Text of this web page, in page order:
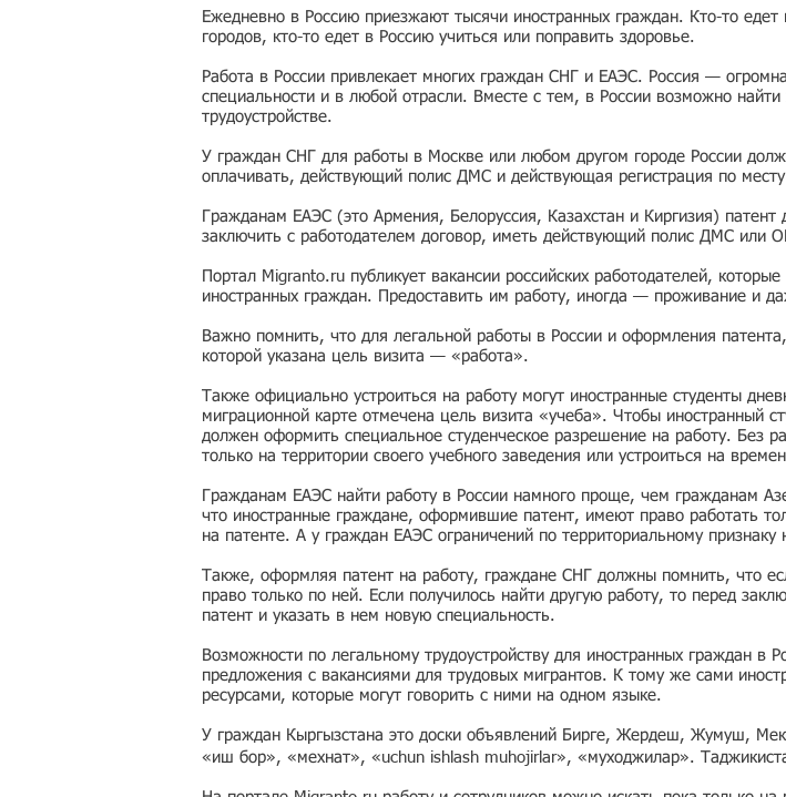
Ежедневно в Россию приезжают тысячи иностранных граждан. Кто-то едет
городов, кто-то едет в Россию учиться или поправить здоровье.
Работа в России привлекает многих граждан СНГ и ЕАЭС. Россия —
специальности и в любой отрасли. Вместе с тем, в России возможно
трудоустройстве.
У граждан СНГ для работы в Москве или любом другом городе России
оплачивать, действующий полис ДМС и действующая регистрация по
Гражданам ЕАЭС (это Армения, Белоруссия, Казахстан и Киргизия)
заключить с работодателем договор, иметь действующий полис ДМС или
Портал Migranto.ru публикует вакансии российских работодателей,
иностранных граждан. Предоставить им работу, иногда — проживание и
Важно помнить, что для легальной работы в России и оформления
которой указана цель визита — «работа».
Также официально устроиться на работу могут иностранные студенты
миграционной карте отмечена цель визита «учеба». Чтобы иностранный
должен оформить специальное студенческое разрешение на работу. Без
только на территории своего учебного заведения или устроиться на
Гражданам ЕАЭС найти работу в России намного проще, чем гражданам
что иностранные граждане, оформившие патент, имеют право работать
на патенте. А у граждан ЕАЭС ограничений по территориальному признаку
Также, оформляя патент на работу, граждане СНГ должны помнить, что
право только по ней. Если получилось найти другую работу, то перед
патент и указать в нем новую специальность.
Возможности по легальному трудоустройству для иностранных граждан в
предложения с вакансиями для трудовых мигрантов. К тому же сами
ресурсами, которые могут говорить с ними на одном языке.
У граждан Кыргызстана это доски объявлений Бирге, Жердеш, Жумуш,
«иш бор», «мехнат», «uchun ishlash muhojirlar», «муходжилар».